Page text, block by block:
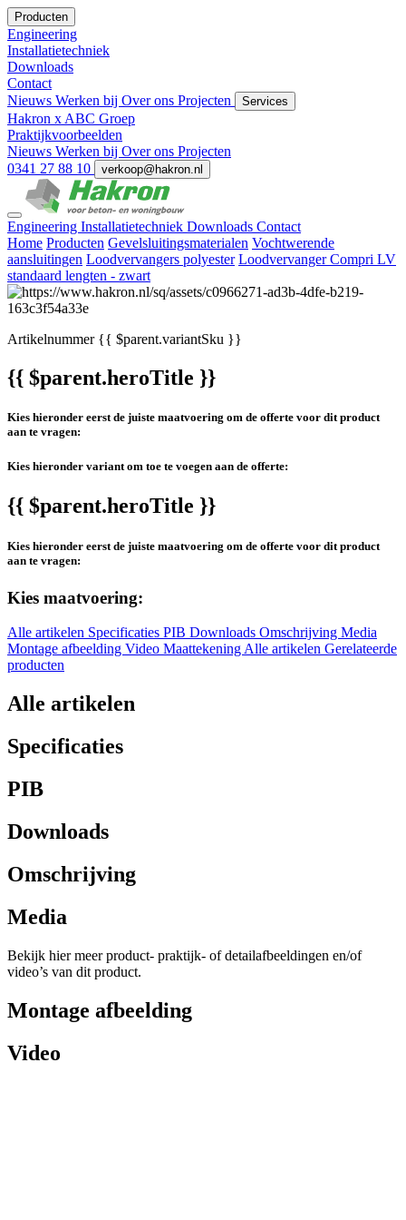
Producten
Engineering
Installatietechniek
Downloads
Contact
Nieuws Werken bij Over ons Projecten Services
Hakron x ABC Groep
Praktijkvoorbeelden
Nieuws Werken bij Over ons Projecten
0341 27 88 10
verkoop@hakron.nl
Engineering Installatietechniek Downloads Contact
Home Producten Gevelsluitingsmaterialen Vochtwerende
aansluitingen Loodvervangers polyester Loodvervanger Compri LV
standaard lengten - zwart
Artikelnummer{{ $parent.variantSku }}
{{ $parent.heroTitle }}
Kies hieronder eerst de juiste maatvoering om de offerte voor dit product
aan te vragen:
Kies hieronder variant om toe te voegen aan de offerte:
{{ $parent.heroTitle }}
Kies hieronder eerst de juiste maatvoering om de offerte voor dit product
aan te vragen:
Kies maatvoering:
Alle artikelen Specificaties PIB Downloads Omschrijving Media
Montage afbeelding Video MaattekeningAlle artikelen Gerelateerde
producten
Alle artikelen
Specificaties
PIB
Downloads
Omschrijving
Media
Bekijk hier meer product- praktijk- of detailafbeeldingen en/of
video’s van dit product.
Montage afbeelding
Video